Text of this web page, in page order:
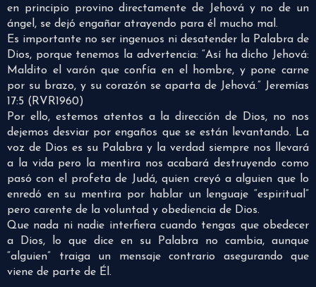
en principio provino directamente de Jehová y no de un
ángel, se dejó engañar atrayendo para él mucho mal.
Es importante no ser ingenuos ni desatender la Palabra de
Dios, porque tenemos la advertencia: “Así ha dicho Jehová:
Maldito el varón que confía en el hombre, y pone carne
por su brazo, y su corazón se aparta de Jehová.” Jeremías
17:5 (RVR1960)
Por ello, estemos atentos a la dirección de Dios, no nos
dejemos desviar por engaños que se están levantando. La
voz de Dios es su Palabra y la verdad siempre nos llevará
a la vida pero la mentira nos acabará destruyendo como
pasó con el profeta de Judá, quien creyó a alguien que lo
enredó en su mentira por hablar un lenguaje “espiritual”
pero carente de la voluntad y obediencia de Dios.
Que nada ni nadie interfiera cuando tengas que obedecer
a Dios, lo que dice en su Palabra no cambia, aunque
“alguien” traiga un mensaje contrario asegurando que
viene de parte de Él.